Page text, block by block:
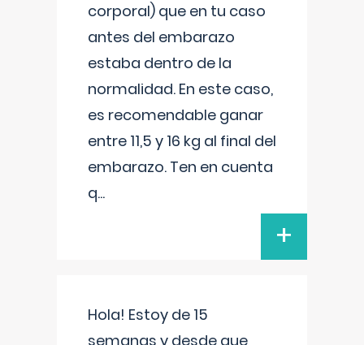
corporal) que en tu caso
antes del embarazo
estaba dentro de la
normalidad. En este caso,
es recomendable ganar
entre 11,5 y 16 kg al final del
embarazo. Ten en cuenta
q...
+
Hola! Estoy de 15
semanas y desde que